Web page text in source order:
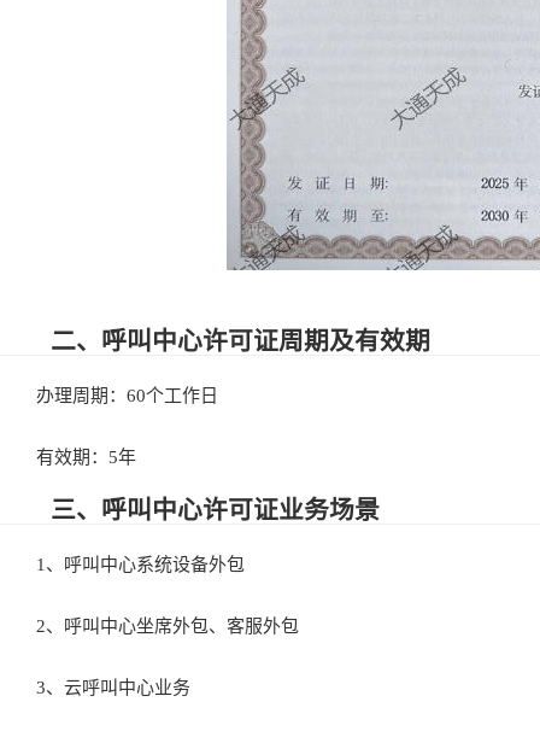
二、呼叫中心许可证周期及有效期
办理周期：60个工作日
有效期：5年
三、呼叫中心许可证业务场景
1、呼叫中心系统设备外包
2、呼叫中心坐席外包、客服外包
3、云呼叫中心业务